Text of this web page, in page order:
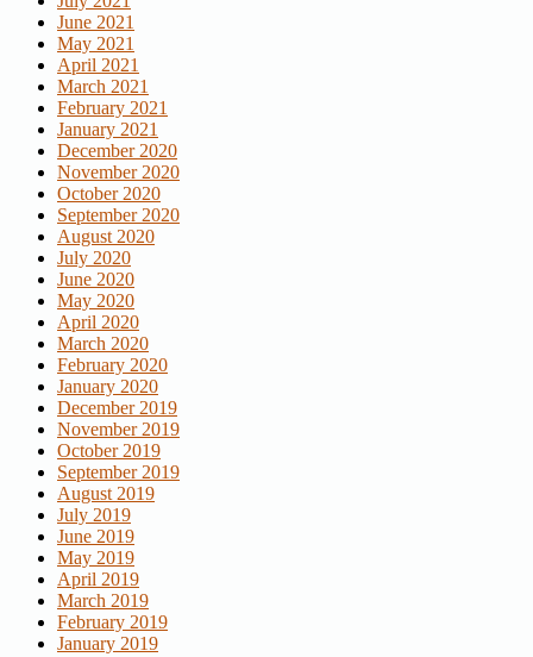
June 2021
May 2021
April 2021
March 2021
February 2021
January 2021
December 2020
November 2020
October 2020
September 2020
August 2020
July 2020
June 2020
May 2020
April 2020
March 2020
February 2020
January 2020
December 2019
November 2019
October 2019
September 2019
August 2019
July 2019
June 2019
May 2019
April 2019
March 2019
February 2019
January 2019